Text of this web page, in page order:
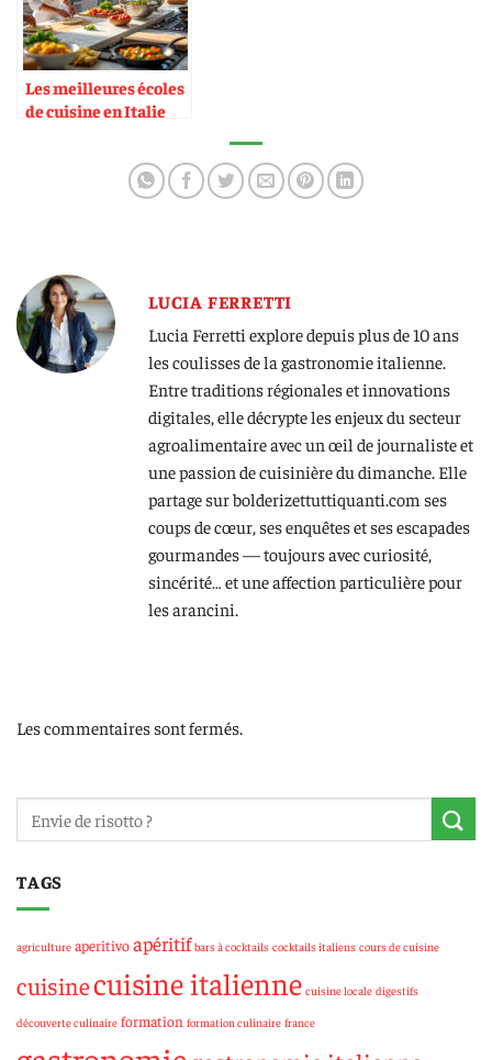
Les meilleures écoles
de cuisine en Italie
LUCIA FERRETTI
Lucia Ferretti explore depuis plus de 10 ans
les coulisses de la gastronomie italienne.
Entre traditions régionales et innovations
digitales, elle décrypte les enjeux du secteur
agroalimentaire avec un œil de journaliste et
une passion de cuisinière du dimanche. Elle
partage sur bolderizettuttiquanti.com ses
coups de cœur, ses enquêtes et ses escapades
gourmandes — toujours avec curiosité,
sincérité… et une affection particulière pour
les arancini.
Les commentaires sont fermés.
TAGS
agriculture aperitivoapéritif bars à cocktails cocktails italiens cours de cuisine
cuisinecuisine italienne cuisine locale digestifs
découverte culinaire formation formation culinaire france